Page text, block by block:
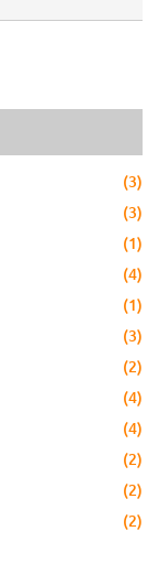
(3)
(3)
(1)
(4)
(1)
(3)
(2)
(4)
(4)
(2)
(2)
(2)